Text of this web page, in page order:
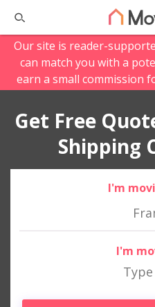
Our site is reader-
can match you with a
earn a small commission
Get Free
Shipping
I'm
I'm